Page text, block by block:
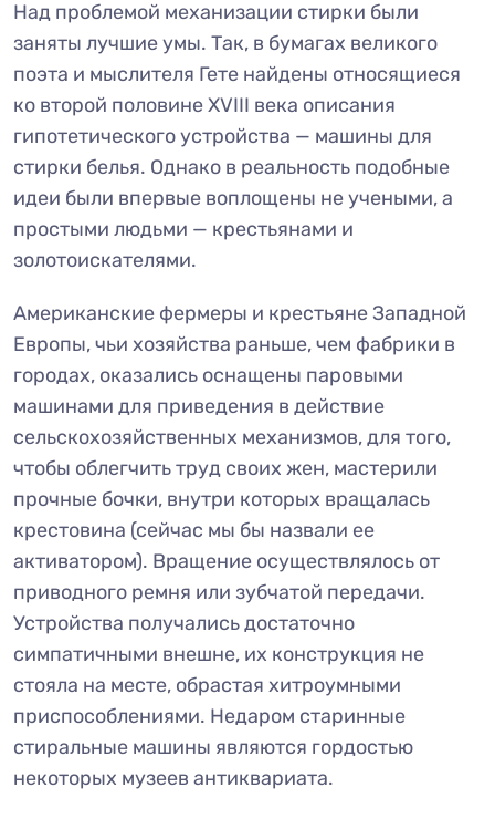
Над проблемой механизации стирки были
заняты лучшие умы. Так, в бумагах великого
поэта и мыслителя Гете найдены относящиеся
ко второй половине XVIII века описания
гипотетического устройства — машины для
стирки белья. Однако в реальность подобные
идеи были впервые воплощены не учеными, а
простыми людьми — крестьянами и
золотоискателями.
Американские фермеры и крестьяне Западной
Европы, чьи хозяйства раньше, чем фабрики в
городах, оказались оснащены паровыми
машинами для приведения в действие
сельскохозяйственных механизмов, для того,
чтобы облегчить труд своих жен, мастерили
прочные бочки, внутри которых вращалась
крестовина (сейчас мы бы назвали ее
активатором). Вращение осуществлялось от
приводного ремня или зубчатой передачи.
Устройства получались достаточно
симпатичными внешне, их конструкция не
стояла на месте, обрастая хитроумными
приспособлениями. Недаром старинные
стиральные машины являются гордостью
некоторых музеев антиквариата.